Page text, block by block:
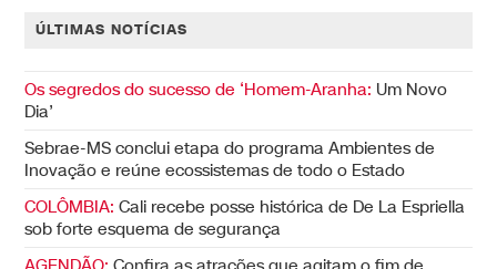
ÚLTIMAS NOTÍCIAS
Os segredos do sucesso de ‘Homem-Aranha: Um Novo
Dia’
Sebrae-MS conclui etapa do programa Ambientes de
Inovação e reúne ecossistemas de todo o Estado
COLÔMBIA: Cali recebe posse histórica de De La Espriella
sob forte esquema de segurança